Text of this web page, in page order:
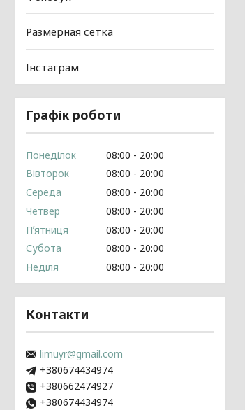
Размерная сетка
Інстаграм
Графік роботи
Понеділок 08:00
20:00
Вівторок
08:00
20:00
Середа
08:00
20:00
Четвер
08:00
20:00
Пʼятниця
08:00
20:00
Субота
08:00
20:00
Неділя
08:00 20:00
Контакти
limuyr@gmail.com
+380674434974
+380662474927
+380674434974